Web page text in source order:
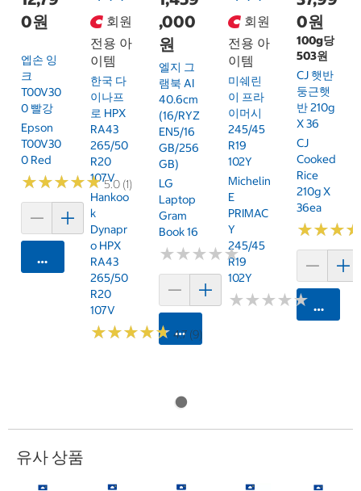
0원
엡손 잉
크
T00V30
0 빨강
Epson
T00V30
0 Red
★★★★★
★★★★★5.0 (1)
카트에 담기
회원
전용 아
이템
한국 다
이나프
로 HPX
RA43
265/50
R20
107V
Hankoo
K
Dynapr
O HPX
RA43
265/50
R20
107V
★★★★★
★★★★★ 4.7 (9)
,000
원
엘지 그
램북 AI
40.6cm
(16/RYZ
EN5/16
GB/256
GB)
LG
Laptop
Gram
Book 16
★★★★★
★★★★★
카트에 담기
회원
전용 아
이템
미쉐린
이 프라
이머시
245/45
R19
102Y
Michelin
E
PRIMAC
Y
245/45
R19
102Y
★★★★★
★★★★★
0원
100g당
503원
CJ 햇반
둥근햇
반 210g
X 36
CJ
Cooked
Rice
210g X
36ea
★★★
★★★
카트에
유사 상품